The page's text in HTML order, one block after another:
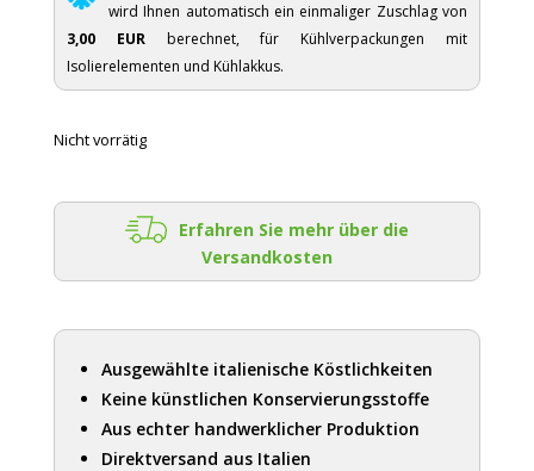
wird Ihnen automatisch ein einmaliger Zuschlag von
3,00 EURberechnet, für Kühlverpackungen mit
Isolierelementen und Kühlakkus.
Nicht vorrätig
Erfahren Sie mehr über die
Versandkosten
Ausgewählte italienische Köstlichkeiten
Keine künstlichen Konservierungsstoffe
Aus echter handwerklicher Produktion
Direktversand aus Italien